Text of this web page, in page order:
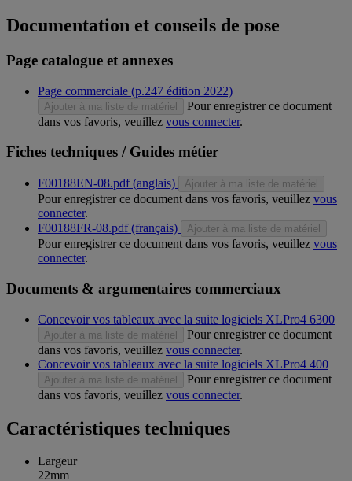
Documentation et conseils de pose
Page catalogue et annexes
Page commerciale (p.247 édition 2022)
Ajouter à ma liste de matériel
Pour enregistrer ce document
dans vos favoris, veuillez vous connecter.
Fiches techniques / Guides métier
F00188EN-08.pdf (anglais) Ajouter à ma liste de matériel
Pour enregistrer ce document dans vos favoris, veuillez vous
connecter.
F00188FR-08.pdf (français)
Ajouter à ma liste de matériel
Pour enregistrer ce document dans vos favoris, veuillez vous
connecter.
Documents & argumentaires commerciaux
Concevoir vos tableaux avec la suite logiciels XLPro4 6300
Ajouter à ma liste de matériel
Pour enregistrer ce document
dans vos favoris, veuillez vous connecter.
Concevoir vos tableaux avec la suite logiciels XLPro4 400
Ajouter à ma liste de matériel
Pour enregistrer ce document
dans vos favoris, veuillez vous connecter.
Caractéristiques techniques
Largeur
22mm